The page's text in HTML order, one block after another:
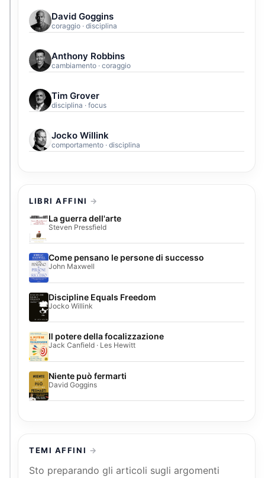
David Goggins
coraggio · disciplina
Anthony Robbins
cambiamento · coraggio
Tim Grover
disciplina · focus
Jocko Willink
comportamento · disciplina
LIBRI AFFINI
La guerra dell'arte
Steven Pressfield
Come pensano le persone di successo
John Maxwell
Discipline Equals Freedom
Jocko Willink
Il potere della focalizzazione
Jack Canfield · Les Hewitt
Niente può fermarti
David Goggins
TEMI AFFINI
Sto preparando gli articoli sugli argomenti